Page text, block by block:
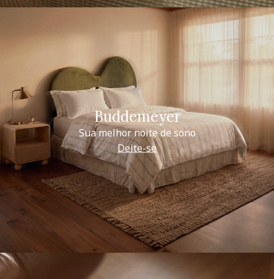
Buddemeyer
Sua melhor noite de sono
Deite-se